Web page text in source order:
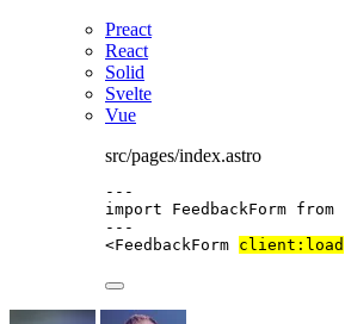
Preact
React
Solid
Svelte
Vue
src/pages/index.astro
---
import FeedbackForm from
---
<FeedbackForm client:load